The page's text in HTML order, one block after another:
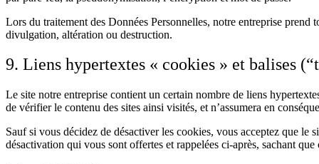
Lors du traitement des Données Personnelles, notre entreprise prend
divulgation, altération ou destruction.
9. Liens hypertextes « cookies » et balises
Le site notre entreprise contient un certain nombre de liens
de vérifier le contenu des sites ainsi visités, et n’assumera en
Sauf si vous décidez de désactiver les cookies, vous acceptez que le
désactivation qui vous sont offertes et rappelées ci-après, sachant